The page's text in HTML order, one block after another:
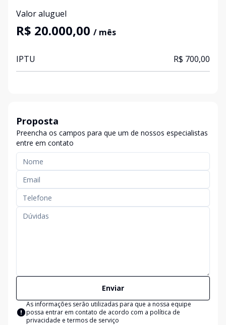
Valor aluguel
R$ 20.000,00 / mês
IPTU R$ 700,00
Proposta
Preencha os campos para que um de nossos especialistas
entre em contato
Enviar
As informações serão utilizadas para que a nossa equipe
possa entrar em contato de acordo com a política de
privacidade e termos de serviço